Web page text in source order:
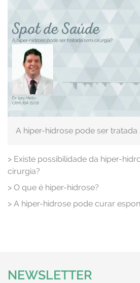
A hiper-hidrose pode ser tratada
> Existe possibilidade da hiper-
cirurgia?
> O que é hiper-hidrose?
> A hiper-hidrose pode curar
NEWSLETTER